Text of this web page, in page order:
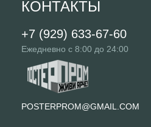
КОНТАКТЫ
+7 (929) 633-67-60
Ежедневно с 8:00 до 24:00
POSTERPROM@GMAIL.COM